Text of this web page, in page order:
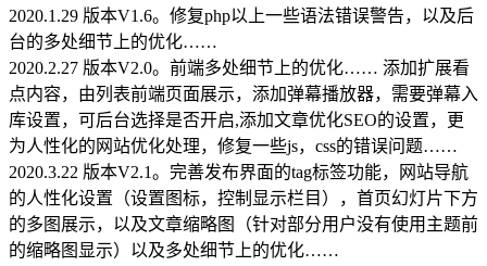
2020.1.29 版本V1.6。修复php以上一些语法错误警告，以及后
台的多处细节上的优化……
2020.2.27 版本V2.0。前端多处细节上的优化…… 添加扩展看
点内容，由列表前端页面展示，添加弹幕播放器，需要弹幕入
库设置，可后台选择是否开启,添加文章优化SEO的设置，更
为人性化的网站优化处理，修复一些js，css的错误问题……
2020.3.22 版本V2.1。完善发布界面的tag标签功能，网站导航
的人性化设置（设置图标，控制显示栏目），首页幻灯片下方
的多图展示，以及文章缩略图（针对部分用户没有使用主题前
的缩略图显示）以及多处细节上的优化……